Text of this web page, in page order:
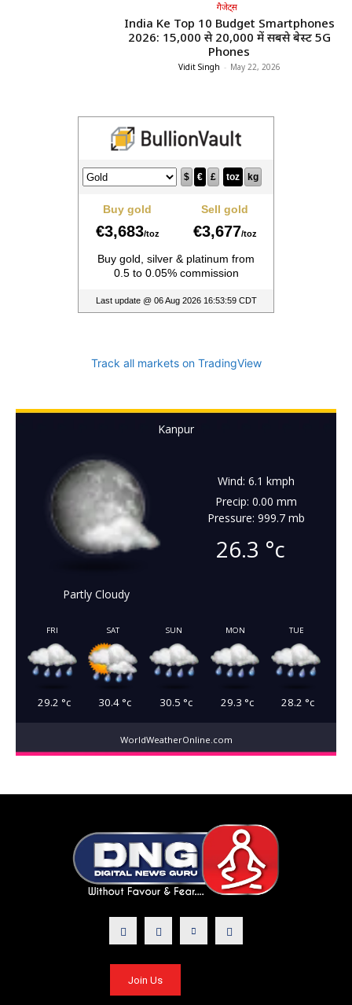
गैजेट्स
India Ke Top 10 Budget Smartphones
2026: ₹15,000 से ₹20,000 में सबसे बेस्ट 5G
Phones
Vidit Singh - May 22, 2026
Track all markets on TradingView
Kanpur
Partly Cloudy
Wind: 6.1 kmph
Precip: 0.00 mm
Pressure: 999.7 mb
26.3 °c
FRI
29.2 °c
SAT
30.4 °c
SUN
30.5 °c
MON
29.3 °c
TUE
28.2 °c
WorldWeatherOnline.com
Join Us